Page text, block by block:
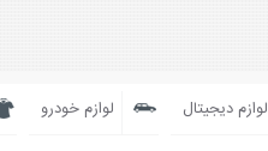
لوازم دیجیتال لوازم خودرو